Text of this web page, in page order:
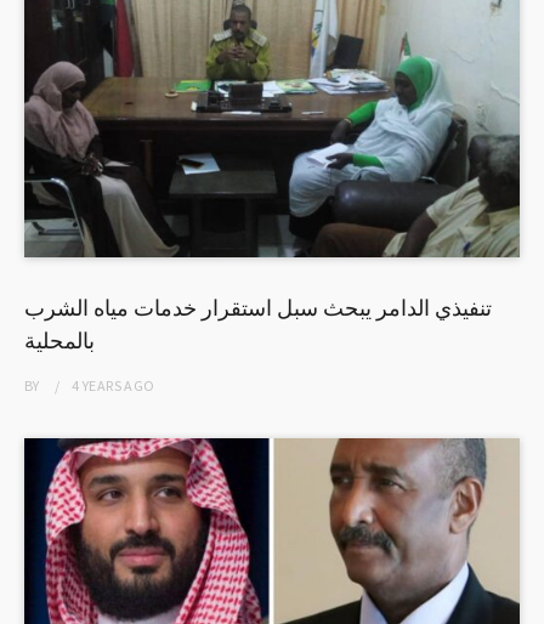
تنفيذي الدامر يبحث سبل استقرار خدمات مياه الشرب
بالمحلية
BY 4 YEARSAGO